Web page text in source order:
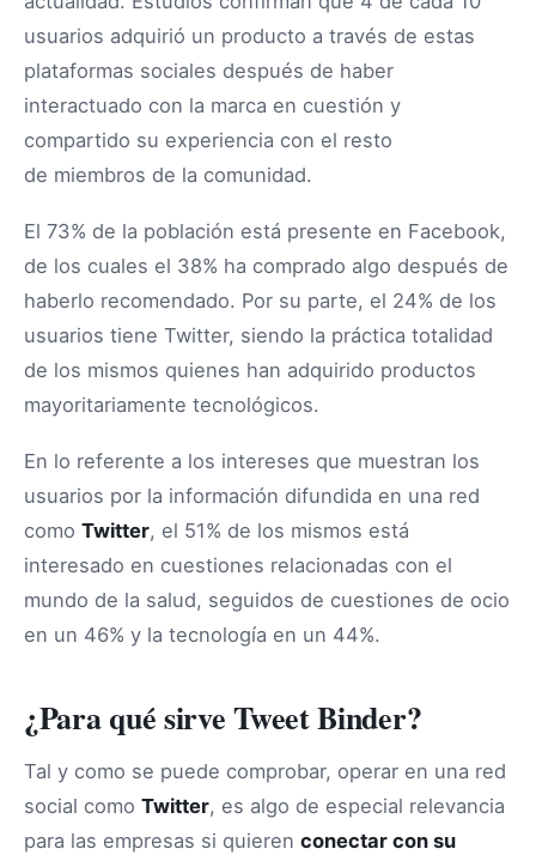
usuarios adquirió un producto a través de estas
plataformas sociales después de haber
interactuado con la marca en cuestión y
compartido su experiencia con el resto
de miembros de la comunidad.
El 73% de la población está presente en Facebook,
de los cuales el 38% ha comprado algo después de
haberlo recomendado. Por su parte, el 24% de los
usuarios tiene Twitter, siendo la práctica totalidad
de los mismos quienes han adquirido productos
mayoritariamente tecnológicos.
En lo referente a los intereses que muestran los
usuarios por la información difundida en una red
como Twitter, el 51% de los mismos está
interesado en cuestiones relacionadas con el
mundo de la salud, seguidos de cuestiones de ocio
en un 46% y la tecnología en un 44%.
¿Para qué sirve Tweet Binder?
Tal y como se puede comprobar, operar en una red
social como Twitter, es algo de especial relevancia
para las empresas si quieren conectar con su